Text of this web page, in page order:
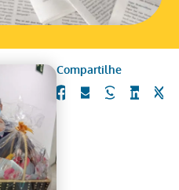
Compartilhe